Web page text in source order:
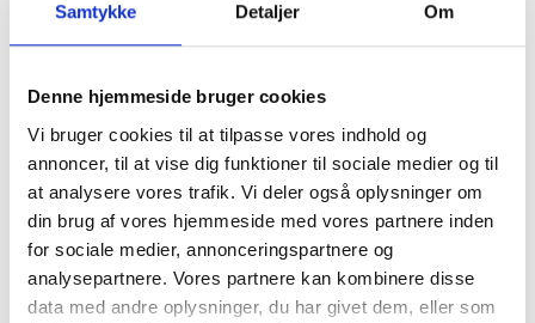
Samtykke Detaljer Om
Denne hjemmeside bruger cookies
Vi bruger cookies til at tilpasse vores indhold og
annoncer, til at vise dig funktioner til sociale medier og til
at analysere vores trafik. Vi deler også oplysninger om
din brug af vores hjemmeside med vores partnere inden
for sociale medier, annonceringspartnere og
analysepartnere. Vores partnere kan kombinere disse
data med andre oplysninger, du har givet dem, eller som
Du skal ligeledes skrive, om du ønsker
fordeles efter "først til mølle".
Læs mere på her